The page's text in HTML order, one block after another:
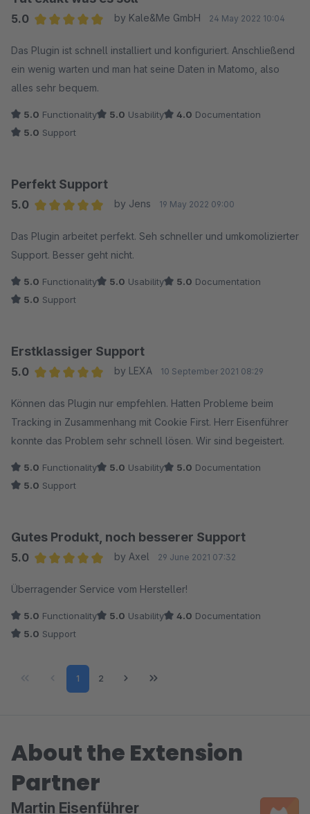
5.0
by Kale&Me GmbH 24 May 2022 10:04
Das Plugin ist schnell installiert und konfiguriert. Anschließend
ein wenig warten und man hat seine Daten in Matomo, also
alles sehr bequem.
5.0 Functionality 5.0 Usability 4.0 Documentation
5.0 Support
Perfekt Support
5.0
by Jens 19 May 2022 09:00
Das Plugin arbeitet perfekt. Seh schneller und umkomolizierter
Support. Besser geht nicht.
5.0 Functionality 5.0 Usability 5.0 Documentation
5.0 Support
Erstklassiger Support
5.0
by LEXA 10 September 2021 08:29
Können das Plugin nur empfehlen. Hatten Probleme beim
Tracking in Zusammenhang mit Cookie First. Herr Eisenführer
konnte das Problem sehr schnell lösen. Wir sind begeistert.
5.0 Functionality 5.0 Usability 5.0 Documentation
5.0 Support
Gutes Produkt, noch besserer Support
5.0
by Axel 29 June 2021 07:32
Überragender Service vom Hersteller!
5.0 Functionality 5.0 Usability 4.0 Documentation
5.0 Support
Page
1 Page
2
About the Extension
Partner
Martin Eisenführer